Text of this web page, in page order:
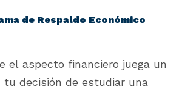
de Respaldo Económico
el aspecto financiero juega un
tu decisión de estudiar una